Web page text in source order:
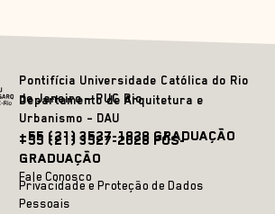
Pontifícia Universidade Católica do Rio
de Janeiro – PUC Rio
Departamento de Arquitetura e
Urbanismo – DAU
+55 (21) 3527-1828 GRADUAÇÃO
+55 (21) 3527-2628 PÓS-
GRADUAÇÃO
Fale Conosco
Privacidade e Proteção de Dados
Pessoais